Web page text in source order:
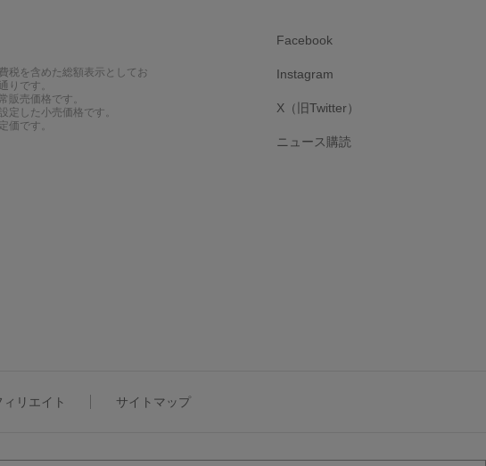
税を含めた総額表示としてお
りです。
販売価格です。
定した小売価格です。
価です。
Facebook
Instagram
X（旧Twitter）
ニュース購読
ィリエイト サイトマップ